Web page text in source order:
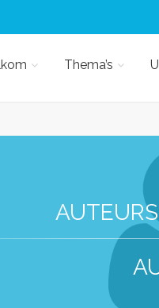
Thema’s